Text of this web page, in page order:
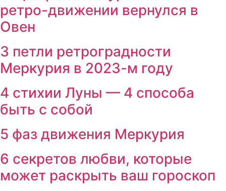
ретро-движении вернулся в
Овен
3 петли ретроградности
Меркурия в 2023-м году
4 стихии Луны — 4 способа
быть с собой
5 фаз движения Меркурия
6 секретов любви, которые
может раскрыть ваш гороскоп